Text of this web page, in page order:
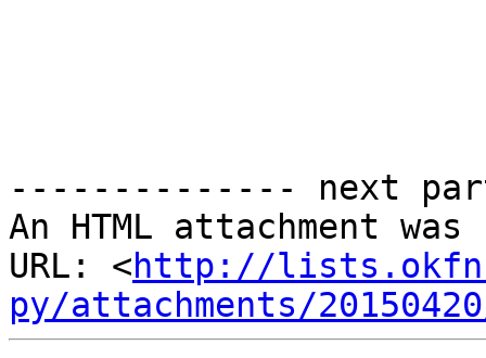
-------------- next
An HTML attachment
URL: <http://
py/attachments/